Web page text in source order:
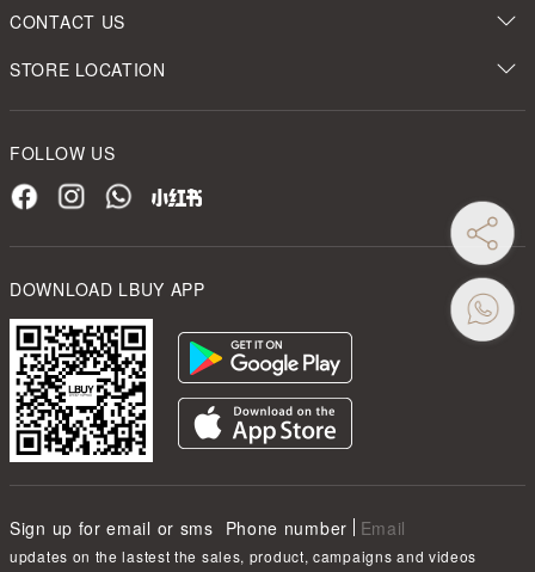
CONTACT US
STORE LOCATION
FOLLOW US
DOWNLOAD LBUY APP
Sign up for email or sms Phone number Email
updates on the lastest the sales, product, campaigns and videos